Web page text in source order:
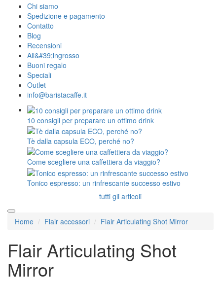
Chi siamo
Spedizione e pagamento
Contatto
Blog
Recensioni
All&#39;ingrosso
Buoni regalo
Speciali
Outlet
info@baristacaffe.it
10 consigli per preparare un ottimo drink
Tè dalla capsula ECO, perché no?
Come scegliere una caffettiera da viaggio?
Tonico espresso: un rinfrescante successo estivo
tutti gli articoli
Home Flair accessori Flair Articulating Shot Mirror
Flair Articulating Shot
Mirror